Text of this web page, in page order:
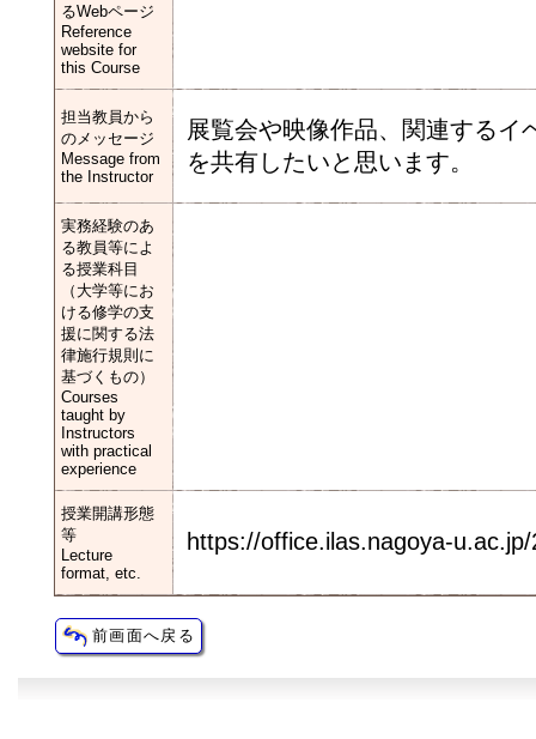
るWebページ
Reference
website for
this Course
担当教員から
のメッセージ
Message from
the Instructor
展覧会や映像作品、関連する
を共有したいと思います。
実務経験のあ
る教員等によ
る授業科目
（大学等にお
ける修学の支
援に関する法
律施行規則に
基づくもの）
Courses
taught by
Instructors
with practical
experience
授業開講形態
等
Lecture
format, etc.
https://office.ilas.nagoya-